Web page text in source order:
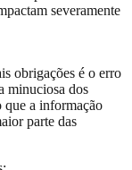
severamente
obrigações é o erro
minuciosa dos
que a informação
parte das